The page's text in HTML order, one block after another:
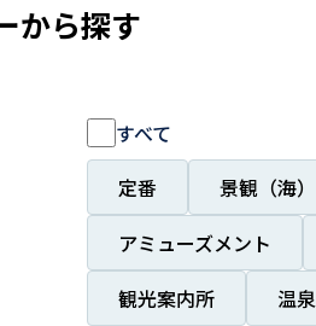
から探す
すべて
定番
景観（海）
アミューズメント
観光案内所
温泉